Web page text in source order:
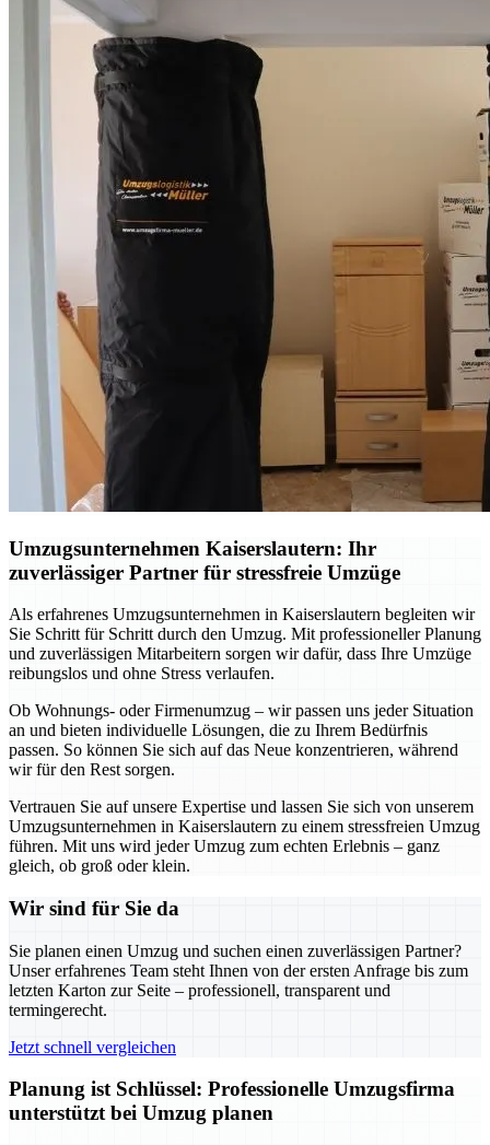
Umzugsunternehmen Kaiserslautern: Ihr
zuverlässiger Partner für stressfreie Umzüge
Als erfahrenes Umzugsunternehmen in Kaiserslautern begleiten wir
Sie Schritt für Schritt durch den Umzug. Mit professioneller Planung
und zuverlässigen Mitarbeitern sorgen wir dafür, dass Ihre Umzüge
reibungslos und ohne Stress verlaufen.
Ob Wohnungs- oder Firmenumzug – wir passen uns jeder Situation
an und bieten individuelle Lösungen, die zu Ihrem Bedürfnis
passen. So können Sie sich auf das Neue konzentrieren, während
wir für den Rest sorgen.
Vertrauen Sie auf unsere Expertise und lassen Sie sich von unserem
Umzugsunternehmen in Kaiserslautern zu einem stressfreien Umzug
führen. Mit uns wird jeder Umzug zum echten Erlebnis – ganz
gleich, ob groß oder klein.
Wir sind für Sie da
Sie planen einen Umzug und suchen einen zuverlässigen Partner?
Unser erfahrenes Team steht Ihnen von der ersten Anfrage bis zum
letzten Karton zur Seite – professionell, transparent und
termingerecht.
Jetzt schnell vergleichen
Planung ist Schlüssel: Professionelle Umzugsfirma
unterstützt bei Umzug planen